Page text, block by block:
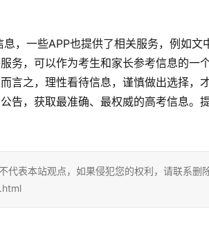
务，可以作为考生和家长参考信息的一
言之，理性看待信息，谨慎做出选择，
告，获取最准确、最权威的高考信息。
代表本站观点，如果侵犯您的权利，请联系删